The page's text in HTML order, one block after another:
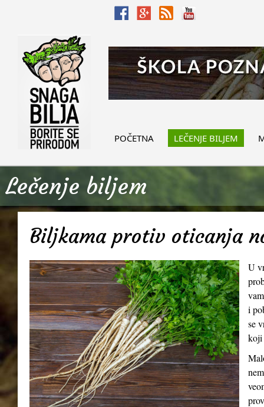
POČETNA LEČENJE BILJEM
Lečenje biljem
Biljkama protiv oticanja
U
i
se
koji